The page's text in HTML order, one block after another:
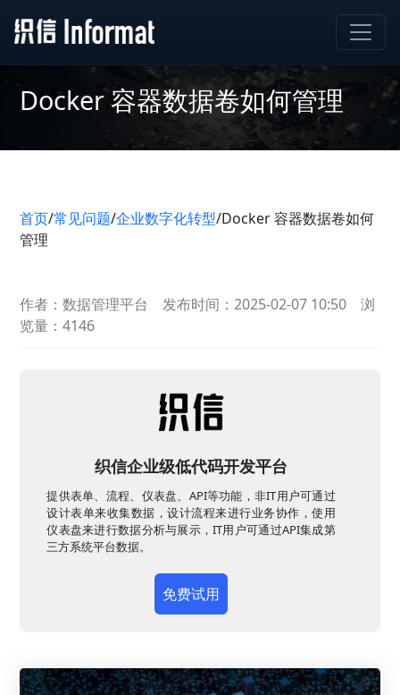
Docker 容器数据卷如何管理
首页/常见问题/企业数字化转型/Docker 容器数据卷如何
管理
作者：数据管理平台 发布时间：2025-02-07 10:50
浏
览量：4146
织信企业级低代码开发平台
提供表单、流程、仪表盘、API等功能，非IT用户可通过
设计表单来收集数据，设计流程来进行业务协作，使用
仪表盘来进行数据分析与展示，IT用户可通过API集成第
三方系统平台数据。
免费试用